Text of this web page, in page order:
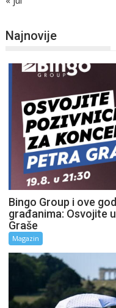
Najnovije
Bingo Group i ove
građanima: Osvojite
Graše
Magazin